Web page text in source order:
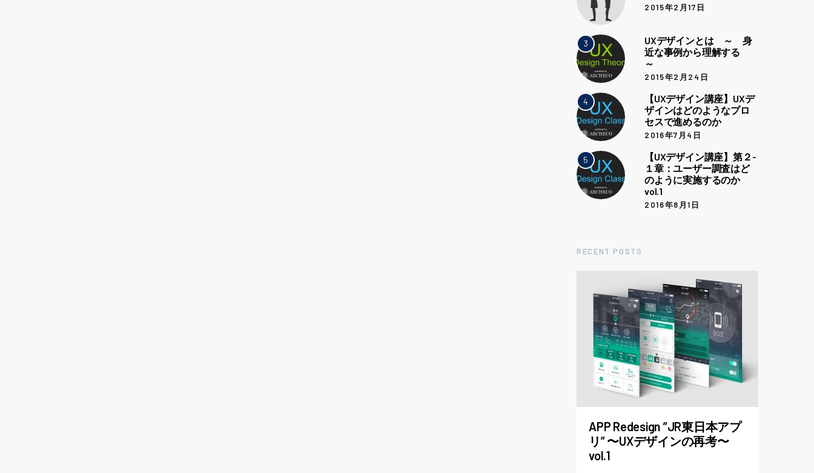
2015年2月17日
3
UXデザインとは ～ 身
近な事例から理解する
～
2015年2月24日
4
【UXデザイン講座】UXデ
ザインはどのようなプロ
セスで進めるのか
2016年7月4日
5
【UXデザイン講座】第２-
１章：ユーザー調査はど
のように実施するのか
vol.1
2016年8月1日
RECENT POSTS
APP Redesign ”JR東日本アプ
リ” 〜UXデザインの再考〜
vol.1